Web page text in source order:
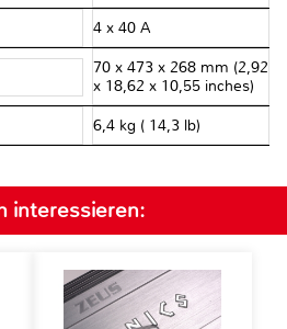
4 x 40 A
70 x 473 x 268 mm (2,92
x 18,62 x 10,55 inches)
6,4 kg ( 14,3 lb)
interessieren: